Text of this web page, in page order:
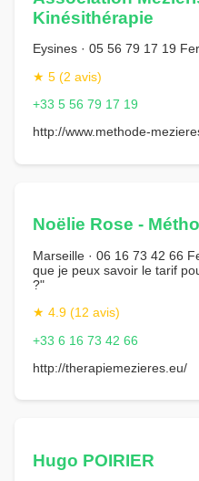
Kinésithérapie
Eysines · 05 56 79 17 19
★ 5 (2 avis)
+33 5 56 79 17 19
http://www.methode-
Noëlie Rose -
Marseille · 06 16 73 42 66
que je peux savoir le tarif
?"
★ 4.9 (12 avis)
+33 6 16 73 42 66
http://therapiemezieres.eu/
Hugo POIRIER